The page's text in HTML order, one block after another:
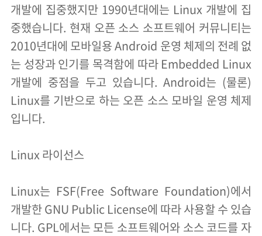
개발에 집중했지만 1990년대에는 Linux 개발에 집
중했습니다. 현재 오픈 소스 소프트웨어 커뮤니티는
2010년대에 모바일용 Android 운영 체제의 전례 없
는 성장과 인기를 목격함에 따라 Embedded Linux
개발에 중점을 두고 있습니다. Android는 (물론)
Linux를 기반으로 하는 오픈 소스 모바일 운영 체제
입니다.
Linux 라이선스
Linux는 FSF(Free Software Foundation)에서
개발한 GNU Public License에 따라 사용할 수 있습
니다. GPL에서는 모든 소프트웨어와 소스 코드를 자